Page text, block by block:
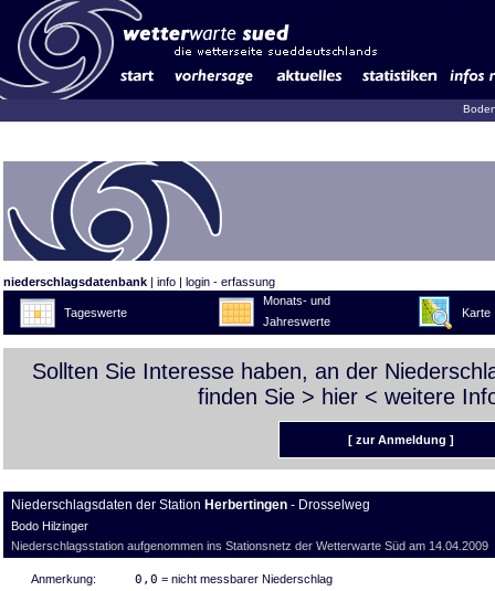
niederschlagsdatenbank | info | login - erfassung
Tageswerte
Monats- und
Jahreswerte
Karte
Sollten Sie Interesse haben, an der
finden Sie > hier < weitere
[ zur Anmeldung ]
Niederschlagsdaten der Station Herbertingen - Drosselweg
Bodo Hilzinger
Niederschlagsstation aufgenommen ins Stationsnetz der Wetterwarte Süd am 14.04.2009
Anmerkung: 0,0 = nicht messbarer Niederschlag